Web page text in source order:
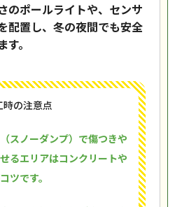
のポールライトや、センサ
配置し、冬の夜間でも安全
。
時の注意点
スノーダンプ）で傷つきや
るエリアはコンクリートや
ツです。